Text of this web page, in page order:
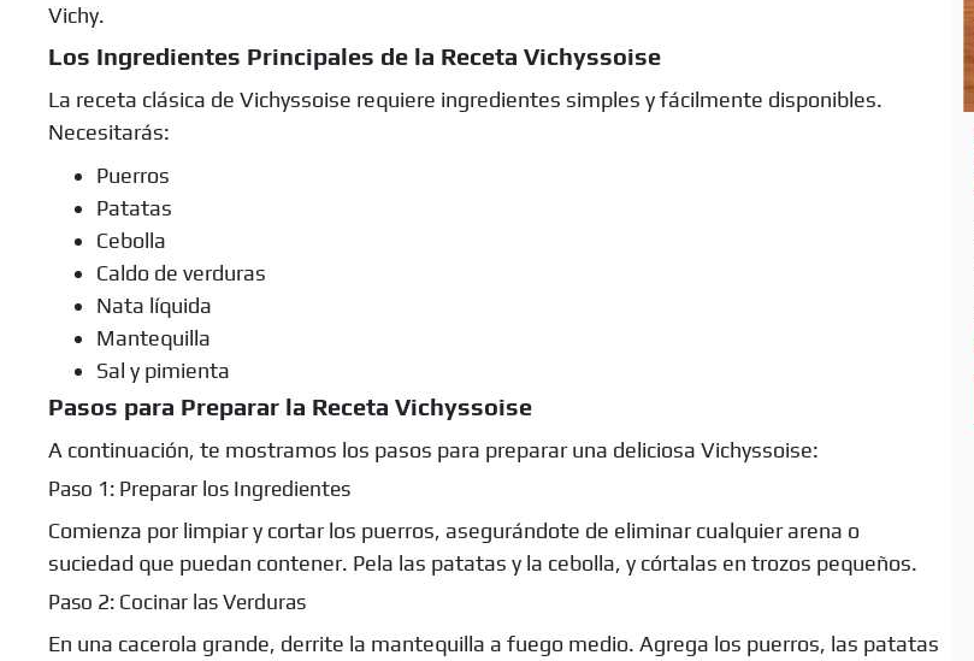
Vichy.
Los Ingredientes Principales de la Receta Vichyssoise
La receta clásica de Vichyssoise requiere ingredientes simples y fácilmente disponibles.
Necesitarás:
Puerros
Patatas
Cebolla
Caldo de verduras
Nata líquida
Mantequilla
Sal y pimienta
Pasos para Preparar la Receta Vichyssoise
A continuación, te mostramos los pasos para preparar una deliciosa Vichyssoise:
Paso 1: Preparar los Ingredientes
Comienza por limpiar y cortar los puerros, asegurándote de eliminar cualquier arena o
suciedad que puedan contener. Pela las patatas y la cebolla, y córtalas en trozos pequeños.
Paso 2: Cocinar las Verduras
En una cacerola grande, derrite la mantequilla a fuego medio. Agrega los puerros, las patatas